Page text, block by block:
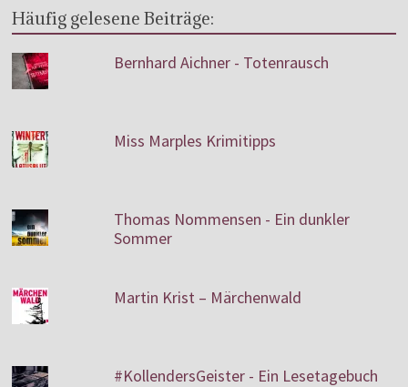
Häufig gelesene Beiträge:
Bernhard Aichner - Totenrausch
Miss Marples Krimitipps
Thomas Nommensen - Ein dunkler
Sommer
Martin Krist – Märchenwald
#KollendersGeister - Ein Lesetagebuch